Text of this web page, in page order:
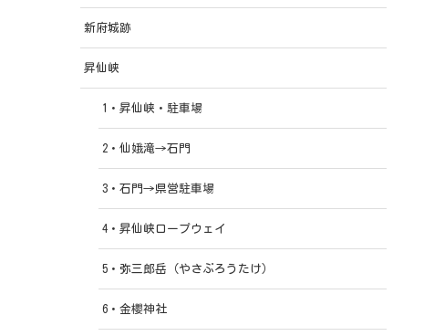
新府城跡
昇仙峡
1・昇仙峡・駐車場
2・仙娥滝→石門
3・石門→県営駐車場
4・昇仙峡ロープウェイ
5・弥三郎岳（やさぶろうたけ）
6・金櫻神社